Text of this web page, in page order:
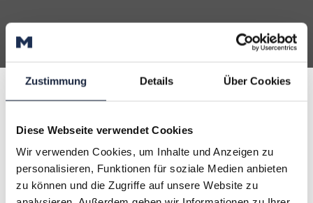
Zustimmung Details Über Cookies
Diese Webseite verwendet Cookies
Wir verwenden Cookies, um Inhalte und Anzeigen zu
personalisieren, Funktionen für soziale Medien anbieten
zu können und die Zugriffe auf unsere Website zu
Angebot anfordern? Dies ist bei
Sie die wichtigsten Daten Ihres
Projekts ein und wir werden uns
schnellstmöglich bei Ihnen melden.
Nach dem Ausfüllen des Formulars